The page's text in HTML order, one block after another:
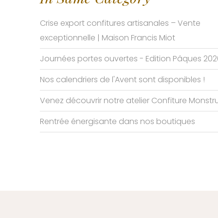
Crise export confitures artisanales – Vente
exceptionnelle | Maison Francis Miot
Journées portes ouvertes - Edition Pâques
Nos calendriers de l'Avent sont disponibles !
Venez découvrir notre atelier Confiture
Rentrée énergisante dans nos boutiques